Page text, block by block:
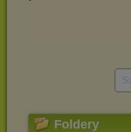
Foldery